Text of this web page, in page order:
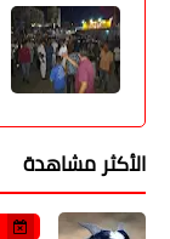
الأكثر مشاهدة